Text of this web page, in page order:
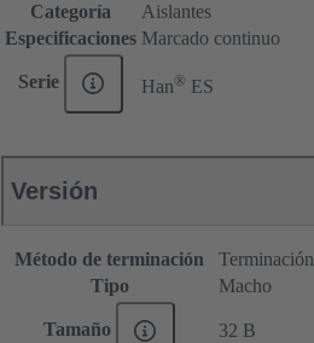
Categoría
Aislantes
Especificaciones Marcado continuo
Serie Han® ES
Versión
Método de terminación
Tipo
Macho
Tamaño 32 B